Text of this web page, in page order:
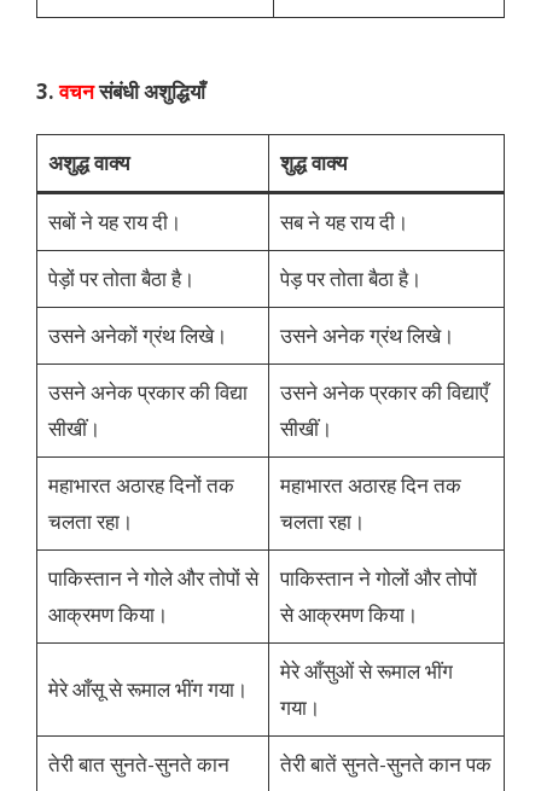
3.वचनसंबंधी अशुद्धियाँ
अशुद्ध वाक्य शुद्ध वाक्य
सबों ने यह राय दी। सब ने यह राय दी।
पेड़ों पर तोता बैठा है। पेड़ पर तोता बैठा है।
उसने अनेकों ग्रंथ लिखे। उसने अनेक ग्रंथ लिखे।
उसने अनेक प्रकार की विद्या
सीखीं।
उसने अनेक प्रकार की विद्याएँ
सीखीं।
महाभारत अठारह दिनों तक
चलता रहा।
महाभारत अठारह दिन तक
चलता रहा।
पाकिस्तान ने गोले और तोपों से
आक्रमण किया।
पाकिस्तान ने गोलों और तोपों
से आक्रमण किया।
मेरे आँसू से रूमाल भींग गया।
मेरे आँसुओं से रूमाल भींग
गया।
तेरी बात सुनते-सुनते कान
तेरी बातें सुनते-सुनते कान पक